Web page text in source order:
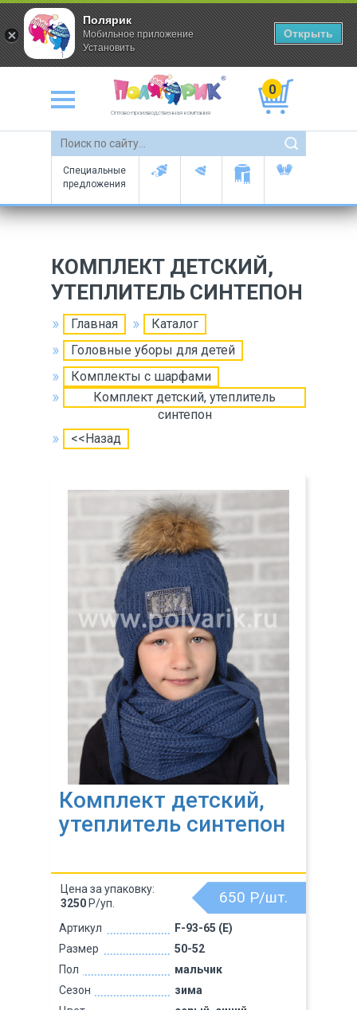
Оптово-производственная компания
0
Специальные
предложения
КОМПЛЕКТ ДЕТСКИЙ,
УТЕПЛИТЕЛЬ СИНТЕПОН
Главная
Каталог
Головные уборы для детей
Комплекты с шарфами
Комплект детский, утеплитель
синтепон
<<Назад
Комплект детский,
утеплитель синтепон
Артикул
F-93-65 (Е)
Размер
50-52
Пол
мальчик
Сезон
зима
650 Р/шт.
Цена за упаковку:
3250 Р/уп.
Полярик
Мобильное приложение
Установить
Открыть